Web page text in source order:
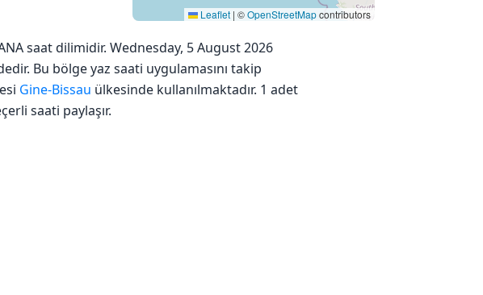
Leaflet | ©OpenStreetMapcontributors
saat dilimidir. Wednesday, 5 August 2026
Bu bölge yaz saati uygulamasını takip
Gine-Bissau ülkesinde kullanılmaktadır. 1 adet
saati paylaşır.